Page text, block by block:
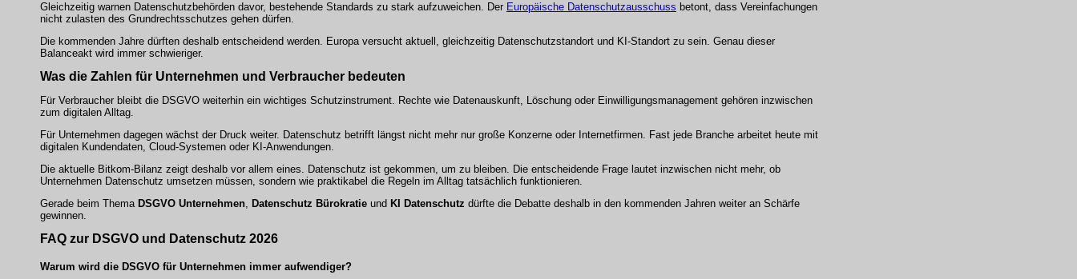
Gleichzeitig warnen Datenschutzbehörden davor, bestehende Standards zu stark aufzuweichen. Der Europäische Datenschutzausschuss betont, dass Vereinfachungen
nicht zulasten des Grundrechtsschutzes gehen dürfen.
Die kommenden Jahre dürften deshalb entscheidend werden. Europa versucht aktuell, gleichzeitig Datenschutzstandort und KI-Standort zu sein. Genau dieser
Balanceakt wird immer schwieriger.
Was die Zahlen für Unternehmen und Verbraucher bedeuten
Für Verbraucher bleibt die DSGVO weiterhin ein wichtiges Schutzinstrument. Rechte wie Datenauskunft, Löschung oder Einwilligungsmanagement gehören inzwischen
zum digitalen Alltag.
Für Unternehmen dagegen wächst der Druck weiter. Datenschutz betrifft längst nicht mehr nur große Konzerne oder Internetfirmen. Fast jede Branche arbeitet heute mit
digitalen Kundendaten, Cloud-Systemen oder KI-Anwendungen.
Die aktuelle Bitkom-Bilanz zeigt deshalb vor allem eines. Datenschutz ist gekommen, um zu bleiben. Die entscheidende Frage lautet inzwischen nicht mehr, ob
Unternehmen Datenschutz umsetzen müssen, sondern wie praktikabel die Regeln im Alltag tatsächlich funktionieren.
Gerade beim Thema DSGVO Unternehmen, Datenschutz Bürokratie und KI Datenschutz dürfte die Debatte deshalb in den kommenden Jahren weiter an Schärfe
gewinnen.
FAQ zur DSGVO und Datenschutz 2026
Warum wird die DSGVO für Unternehmen immer aufwendiger?